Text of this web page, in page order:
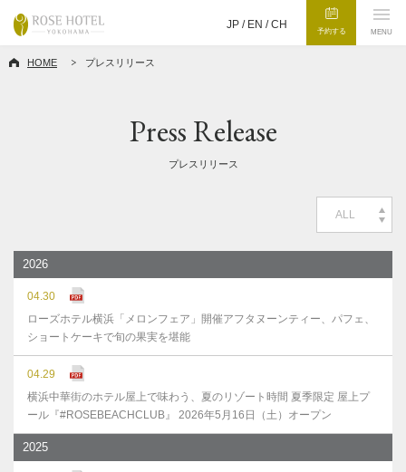
JP / EN /CH
予約する MENU
HOME プレスリリース
Press Release
プレスリリース
ALL
2026
04.30
ローズホテル横浜「メロンフェア」開催アフタヌーンティー、パフェ、
ショートケーキで旬の果実を堪能
04.29
横浜中華街のホテル屋上で味わう、夏のリゾート時間 夏季限定 屋上プ
ール『#ROSEBEACHCLUB』 2026年5月16日（土）オープン
2025